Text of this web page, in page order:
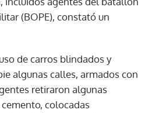
(BOPE), constató un
de carros blindados y
algunas calles, armados con
retiraron algunas
colocadas